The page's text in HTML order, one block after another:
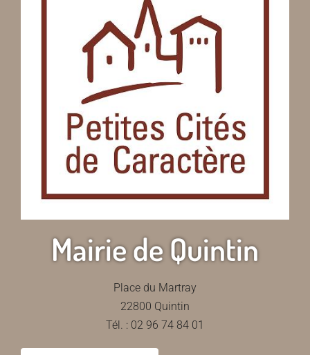
Mairie de Quintin
Place du Martray
22800 Quintin
Tél. : 02 96 74 84 01